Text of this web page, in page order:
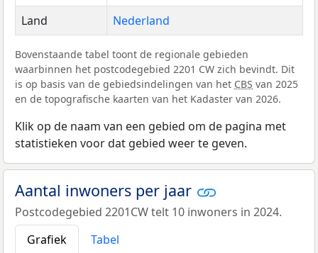
Land
Nederland
Bovenstaande tabel toont de regionale gebieden
waarbinnen het postcodegebied 2201 CW zich bevindt. Dit
is op basis van de gebiedsindelingen van het CBS van 2025
en de topografische kaarten van het Kadaster van 2026.
Klik op de naam van een gebied om de pagina met
statistieken voor dat gebied weer te geven.
Aantal inwoners per jaar
Postcodegebied 2201CW telt 10 inwoners in 2024.
Grafiek
Tabel